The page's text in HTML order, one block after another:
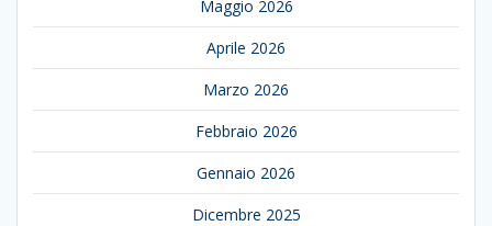
Maggio 2026
Aprile 2026
Marzo 2026
Febbraio 2026
Gennaio 2026
Dicembre 2025